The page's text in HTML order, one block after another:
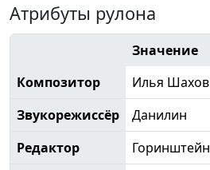
Атрибуты рулона
Значение
Композитор
Илья Шахов
Звукорежиссёр
Данилин
Редактор
Горинштейн